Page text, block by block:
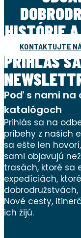
HISTÓRIE
KONTAKTUJTE
PRIHLÁS
Poď s nami na
katalógoch
Prihlás sa na
príbehy z našich
sa ešte len
sami objavujú
trasách, ktoré sa
expedíciách,
Nové cesty,
ich žijú.